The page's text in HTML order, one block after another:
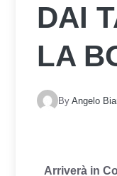
DAI
LA
By Angelo
Arriverà in